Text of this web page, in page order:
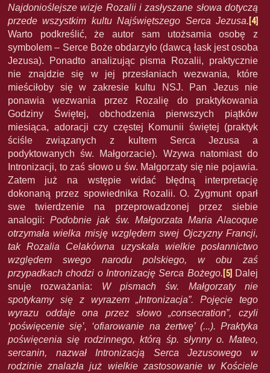
Najdonioślejsze wizje Rozalii i zasłyszane słowa dotyczą
przede wszystkim kultu Najświętszego Serca Jezusa.[4]
Warto podkreślić, że autor sam utożsamia osobę z
symbolem – Serce Boże obdarzyło (dawcą łask jest osoba
Jezusa). Ponadto analizując pisma Rozalii, praktycznie
nie znajdzie się w jej przesłaniach wezwania, które
mieściłoby się w zakresie kultu NSJ. Pan Jezus nie
ponawia wezwania przez Rozalię do praktykowania
Godziny Świętej, obchodzenia pierwszych piątków
miesiąca, adoracji czy częstej Komunii świętej (praktyk
ściśle związanych z kultem Serca Jezusa a
podyktowanych św. Małgorzacie). Wzywa natomiast do
Intronizacji, to zaś słowo u św. Małgorzaty się nie pojawia.
Zatem już na wstępie widać błędną interpretację
dokonaną przez spowiednika Rozalii. O. Zygmunt oparł
swe twierdzenie na przeprowadzonej przez siebie
analogii:Podobnie jak św. Małgorzata Maria Alacoque
otrzymała wielka misję względem swej Ojczyzny Francji,
tak Rozalia Celakówna uzyskała wielkie posłannictwo
względem swego narodu polskiego, w obu zaś
przypadkach chodzi o Intronizację Serca Bożego.[5] Dalej
snuje rozważania: W pismach św. Małgorzaty nie
spotykamy się z wyrazem „Intronizacja”. Pojęcie tego
wyrazu oddaje ona przez słowo „consecration”, czyli
‘poświęcenie się’, ‘ofiarowanie na żertwę’ (...). Praktyka
poświęcenia się rodzinnego, którą śp. słynny o. Mateo,
sercanin, nazwał Intronizacją Serca Jezusowego w
rodzinie znalazła już wielkie zastosowanie w Kościele